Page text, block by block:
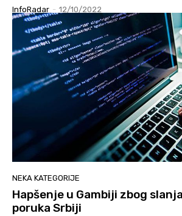
InfoRadar - 12/10/2022
NEKA KATEGORIJE
Hapšenje u Gambiji zbog
poruka Srbiji